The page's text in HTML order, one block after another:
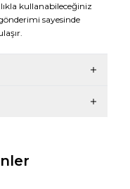
kullanabileceğiniz
sayesinde